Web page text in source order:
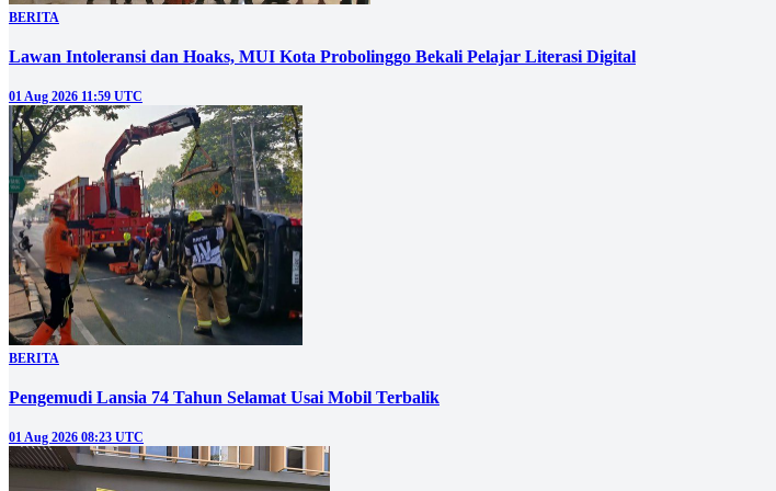
BERITA
‎Lawan Intoleransi dan Hoaks, MUI Kota Probolinggo Bekali Pelajar Literasi Digital
01 Aug 2026 11:59 UTC
BERITA
Pengemudi Lansia 74 Tahun Selamat Usai Mobil Terbalik
01 Aug 2026 08:23 UTC